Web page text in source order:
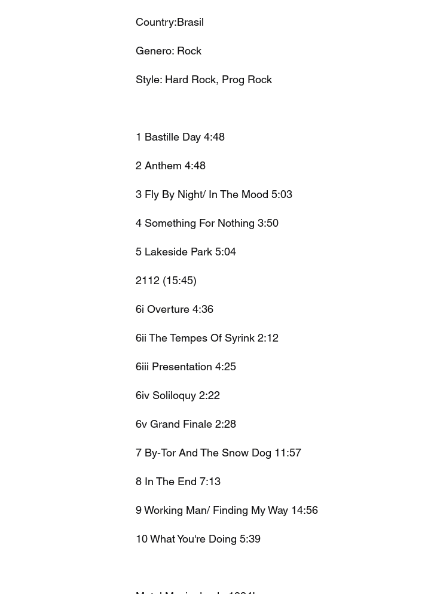
Country:Brasil
Genero: Rock
Style: Hard Rock, Prog Rock
1 Bastille Day 4:48
2 Anthem 4:48
3 Fly By Night/ In The Mood 5:03
4 Something For Nothing 3:50
5 Lakeside Park 5:04
2112 (15:45)
6i Overture 4:36
6ii The Tempes Of Syrink 2:12
6iii Presentation 4:25
6iv Soliloquy 2:22
6v Grand Finale 2:28
7 By-Tor And The Snow Dog 11:57
8 In The End 7:13
9 Working Man/ Finding My Way 14:56
10 What You're Doing 5:39